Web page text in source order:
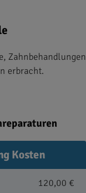
Zahnbehandlungen
erbracht.
Kosten
120,00 €